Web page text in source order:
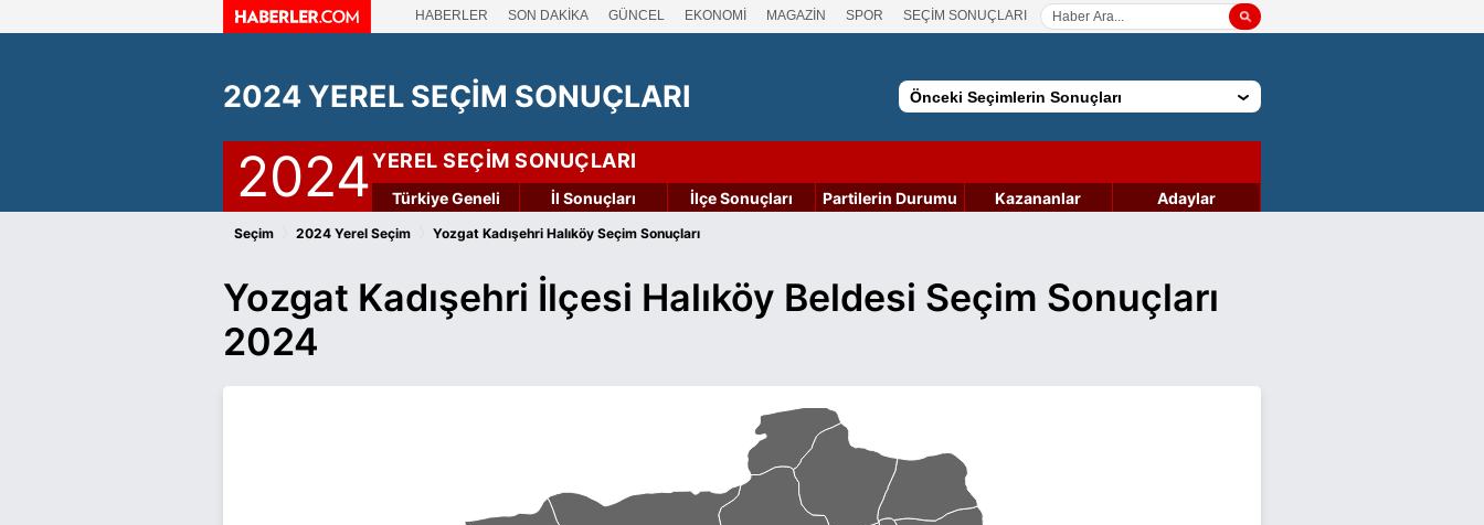
HABERLER SON DAKİKA GÜNCEL EKONOMİ MAGAZİN SPOR SEÇİM SONUÇLARI
2024 YEREL SEÇİM SONUÇLARI Önceki Seçimlerin Sonuçları
2024YEREL SEÇİM SONUÇLARI
Türkiye Geneli İl Sonuçları İlçe Sonuçları Partilerin Durumu Kazananlar Adaylar
Seçim 2024 Yerel Seçim Yozgat Kadışehri Halıköy Seçim Sonuçları
Yozgat Kadışehri İlçesi Halıköy Beldesi Seçim Sonuçları
2024